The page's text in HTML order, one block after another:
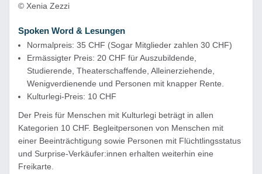
© Xenia Zezzi
Spoken Word & Lesungen
Normalpreis: 35 CHF (Sogar Mitglieder zahlen 30 CHF)
Ermässigter Preis: 20 CHF für Auszubildende,
Studierende, Theaterschaffende, Alleinerziehende,
Wenigverdienende und Personen mit knapper Rente.
Kulturlegi-Preis: 10 CHF
Der Preis für Menschen mit Kulturlegi beträgt in allen
Kategorien 10 CHF. Begleitpersonen von Menschen mit
einer Beeinträchtigung sowie Personen mit Flüchtlingsstatus
und Surprise-Verkäufer:innen erhalten weiterhin eine
Freikarte.